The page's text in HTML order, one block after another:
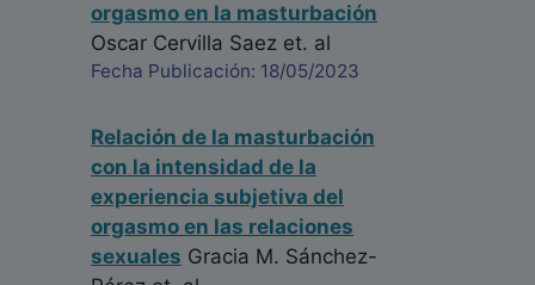
orgasmo en la masturbación
Oscar Cervilla Saez et. al
Fecha Publicación: 18/05/2023
Relación de la masturbación
con la intensidad de la
experiencia subjetiva del
orgasmo en las relaciones
sexuales Gracia M. Sánchez-